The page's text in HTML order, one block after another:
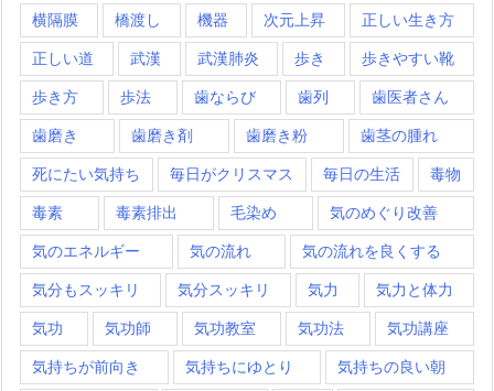
横隔膜 橋渡し 機器 次元上昇 正しい生き方
正しい道 武漢 武漢肺炎 歩き 歩きやすい靴
歩き方 歩法 歯ならび 歯列 歯医者さん
歯磨き 歯磨き剤 歯磨き粉 歯茎の腫れ
死にたい気持ち 毎日がクリスマス 毎日の生活 毒物
毒素 毒素排出 毛染め 気のめぐり改善
気のエネルギー 気の流れ 気の流れを良くする
気分もスッキリ 気分スッキリ 気力 気力と体力
気功 気功師 気功教室 気功法 気功講座
気持ちが前向き 気持ちにゆとり 気持ちの良い朝